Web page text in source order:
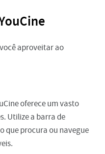
aproveitar ao
oferece um vasto
Utilize a barra de
que procura ou navegue